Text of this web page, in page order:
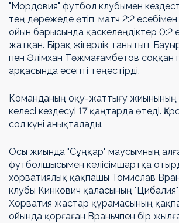
"Мордовия" футбол клубымен
тең дәрежеде өтіп, матч 2:2 есебімен
ойын барысында қаскелеңдіктер 0:2
жатқан. Бірақ жігерлік танытып,
пен Әлімхан Тәжмағамбетов соққан
арқасында есепті теңестірді.
Команданың оқу-жаттығу жиынының
келесі кездесуі 17 қаңтарда өтеді.
сол күні анықталады.
Осы жиында "Сұңқар" маусымның
футболшысымен келісімшартқа
хорватиялық қақпашы Томислав
клубы Кинкович қаласының
Хорватия жастар құрамасының
ойында қорғаған Враньчпен бір